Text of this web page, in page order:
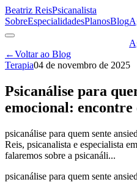
Beatriz ReisPsicanalista
SobreEspecialidadesPlanosBlog
←Voltar ao Blog
Terapia04 de novembro de 2025
Psicanálise para
emocional:
psicanálise para quem sente
Reis, psicanalista e especialista
falaremos sobre a psicanáli...
psicanálise para quem sente